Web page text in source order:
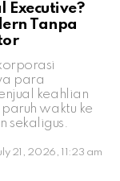
Executive?
Tanpa
para
keahlian
waktu ke
sekaligus.
21, 2026, 11:23 am